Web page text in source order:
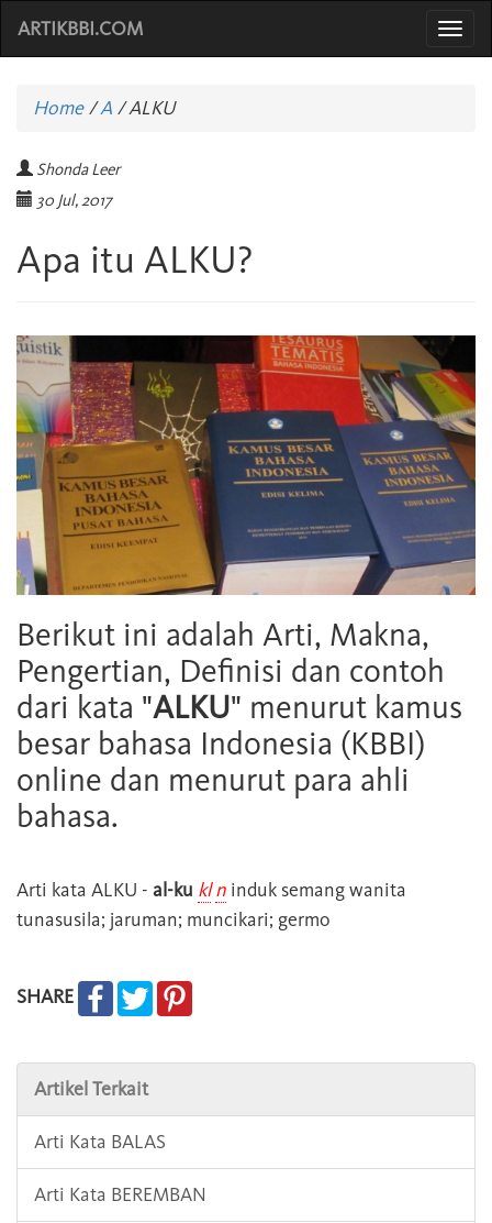
ARTIKBBI.COM
Home/A /ALKU
Shonda Leer
30 Jul, 2017
Apa itu ALKU?
Berikut ini adalah Arti, Makna,
Pengertian, Definisi dan contoh
dari kata "ALKU" menurut kamus
besar bahasa Indonesia (KBBI)
online dan menurut para ahli
bahasa.
Arti kata ALKU - al-ku kl n induk semang wanita
tunasusila; jaruman; muncikari; germo
SHARE
Artikel Terkait
Arti Kata BALAS
Arti Kata BEREMBAN